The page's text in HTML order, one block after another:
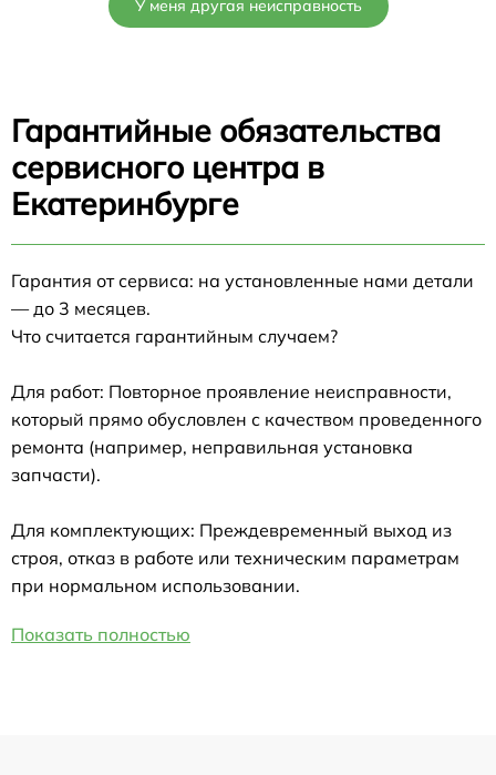
У меня другая неисправность
Гарантийные обязательства
сервисного центра в
Екатеринбурге
Гарантия от сервиса: на установленные нами детали
— до 3 месяцев.
Что считается гарантийным случаем?
Для работ: Повторное проявление неисправности,
который прямо обусловлен с качеством проведенного
ремонта (например, неправильная установка
запчасти).
Для комплектующих: Преждевременный выход из
строя, отказ в работе или техническим параметрам
при нормальном использовании.
Показать полностью